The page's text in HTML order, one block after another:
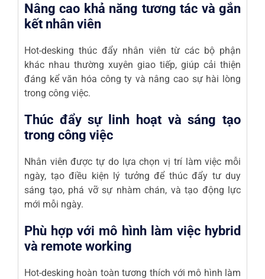
Nâng cao khả năng tương tác và gắn
kết nhân viên
Hot-desking thúc đẩy nhân viên từ các bộ phận
khác nhau thường xuyên giao tiếp, giúp cải thiện
đáng kể văn hóa công ty và nâng cao sự hài lòng
trong công việc.
Thúc đẩy sự linh hoạt và sáng tạo
trong công việc
Nhân viên được tự do lựa chọn vị trí làm việc mỗi
ngày, tạo điều kiện lý tưởng để thúc đẩy tư duy
sáng tạo, phá vỡ sự nhàm chán, và tạo động lực
mới mỗi ngày.
Phù hợp với mô hình làm việc hybrid
và remote working
Hot-desking hoàn toàn tương thích với mô hình làm